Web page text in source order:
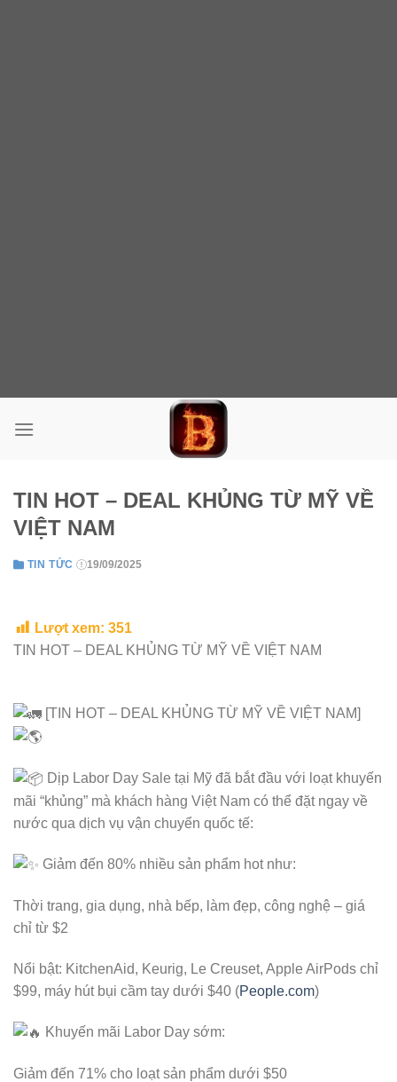
TIN HOT – DEAL KHỦNG TỪ MỸ VỀ
VIỆT NAM
TIN TỨC 19/09/2025
Lượt xem: 351
TIN HOT – DEAL KHỦNG TỪ MỸ VỀ VIỆT NAM
[TIN HOT – DEAL KHỦNG TỪ MỸ VỀ VIỆT NAM]
Dịp Labor Day Sale tại Mỹ đã bắt đầu với loạt khuyến
mãi “khủng” mà khách hàng Việt Nam có thể đặt ngay về
nước qua dịch vụ vận chuyển quốc tế:
Giảm đến 80% nhiều sản phẩm hot như:
Thời trang, gia dụng, nhà bếp, làm đẹp, công nghệ – giá
chỉ từ $2
Nổi bật: KitchenAid, Keurig, Le Creuset, Apple AirPods chỉ
$99, máy hút bụi cầm tay dưới $40 (People.com)
Khuyến mãi Labor Day sớm:
Giảm đến 71% cho loạt sản phẩm dưới $50